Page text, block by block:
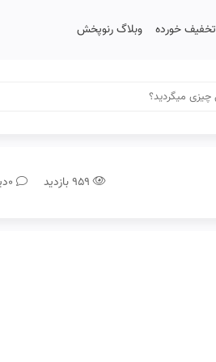
تخفیف خورده وبلاگ رنوپخش
۹۵۹ بازدید 0دیدگاه